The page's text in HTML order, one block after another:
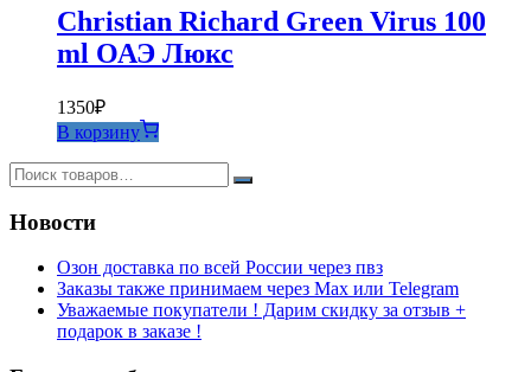
Christian Richard Green Virus 100
ml ОАЭ Люкс
1350₽
В корзину
Новости
Озон доставка по всей России через пвз
Заказы также принимаем через Max или Telegram
Уважаемые покупатели ! Дарим скидку за отзыв +
подарок в заказе !